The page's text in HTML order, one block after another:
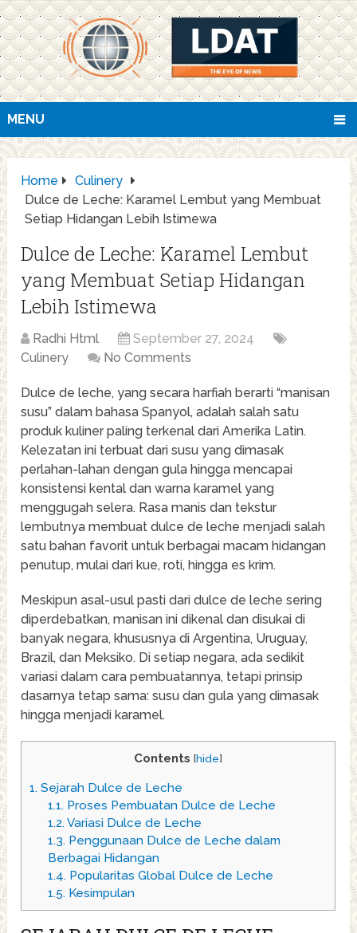
MENU
Home
Culinery
Dulce de Leche: Karamel Lembut yang Membuat
Setiap Hidangan Lebih Istimewa
Dulce de Leche: Karamel Lembut
yang Membuat Setiap Hidangan
Lebih Istimewa
Radhi Html
September 27, 2024
Culinery
No Comments
Dulce de leche, yang secara harfiah berarti “manisan
susu” dalam bahasa Spanyol, adalah salah satu
produk kuliner paling terkenal dari Amerika Latin.
Kelezatan ini terbuat dari susu yang dimasak
perlahan-lahan dengan gula hingga mencapai
konsistensi kental dan warna karamel yang
menggugah selera. Rasa manis dan tekstur
lembutnya membuat dulce de leche menjadi salah
satu bahan favorit untuk berbagai macam hidangan
penutup, mulai dari kue, roti, hingga es krim.
Meskipun asal-usul pasti dari dulce de leche sering
diperdebatkan, manisan ini dikenal dan disukai di
banyak negara, khususnya di Argentina, Uruguay,
Brazil, dan Meksiko. Di setiap negara, ada sedikit
variasi dalam cara pembuatannya, tetapi prinsip
dasarnya tetap sama: susu dan gula yang dimasak
hingga menjadi karamel.
Contents [hide]
1. Sejarah Dulce de Leche
1.1.Proses Pembuatan Dulce de Leche
1.2.Variasi Dulce de Leche
1.3.Penggunaan Dulce de Leche dalam
Berbagai Hidangan
1.4.Popularitas Global Dulce de Leche
1.5.Kesimpulan